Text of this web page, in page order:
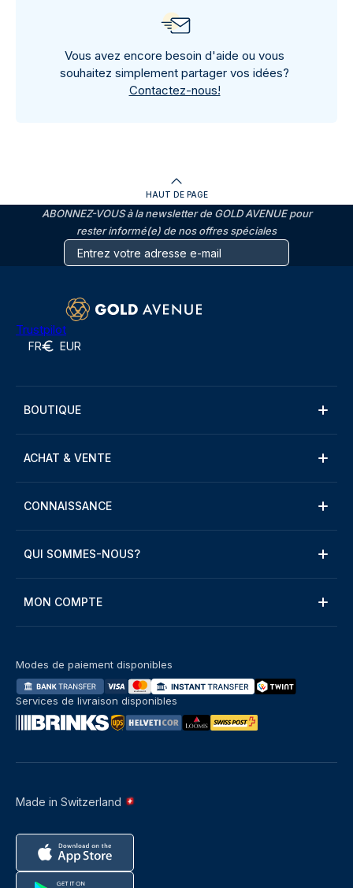
Vous avez encore besoin d'aide ou vous
souhaitez simplement partager vos idées?
Contactez-nous!
HAUT DE PAGE
ABONNEZ-VOUS à la newsletter de GOLD AVENUE pour
rester informé(e) de nos offres spéciales
Trustpilot
FR EUR
BOUTIQUE
ACHAT & VENTE
CONNAISSANCE
QUI SOMMES-NOUS?
MON COMPTE
Made in Switzerland
Modes de paiement disponibles
Services de livraison disponibles